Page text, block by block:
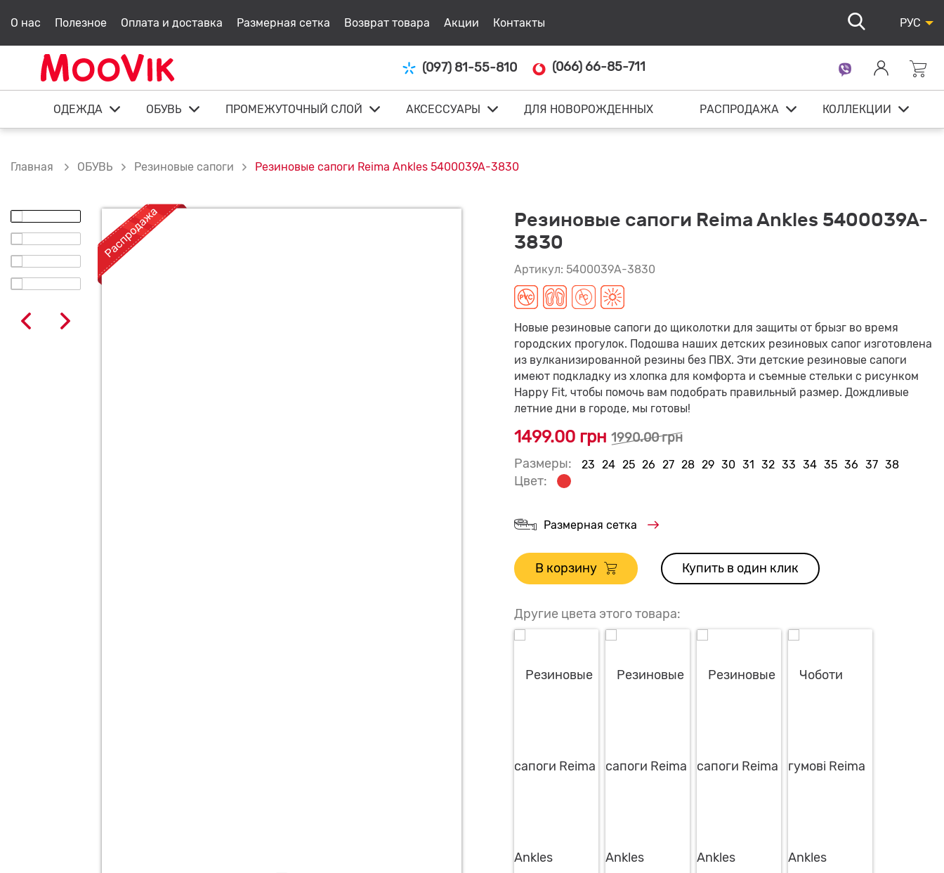
О нас Полезное Оплата и доставка Размерная сетка Возврат товара Акции Контакты РУС
(097) 81-55-810 (066) 66-85-711
ОДЕЖДА ОБУВЬ ПРОМЕЖУТОЧНЫЙ СЛОЙ АКСЕССУАРЫ ДЛЯ НОВОРОЖДЕННЫХ РАСПРОДАЖА КОЛЛЕКЦИИ
Главная ОБУВЬ Резиновые сапоги Резиновые сапоги Reima Ankles 5400039A-3830
Резиновые сапоги Reima Ankles 5400039A-
3830
Артикул: 5400039A-3830
Новые резиновые сапоги до щиколотки для защиты от брызг во время
городских прогулок. Подошва наших детских резиновых сапог изготовлена
из вулканизированной резины без ПВХ. Эти детские резиновые сапоги
имеют подкладку из хлопка для комфорта и съемные стельки с рисунком
Happy Fit, чтобы помочь вам подобрать правильный размер. Дождливые
летние дни в городе, мы готовы!
1499.00 грн 1990.00 грн
Размеры:
23 24 25 26 27 28 29 30 31 32 33 34 35 36 37 38
Цвет:
Размерная сетка
В корзину Купить в один клик
Другие цвета этого товара: